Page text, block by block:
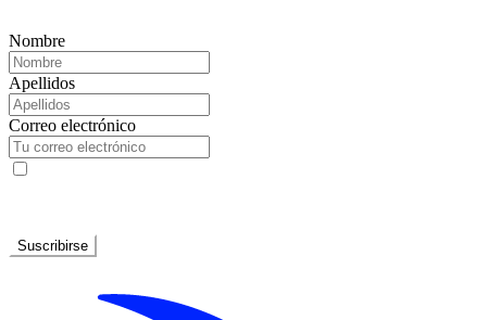
Nombre
Apellidos
Correo electrónico
Suscribirse